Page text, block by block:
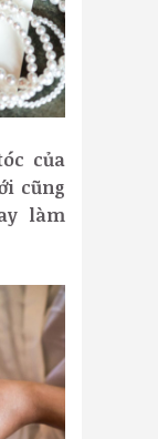
của
cũng
làm